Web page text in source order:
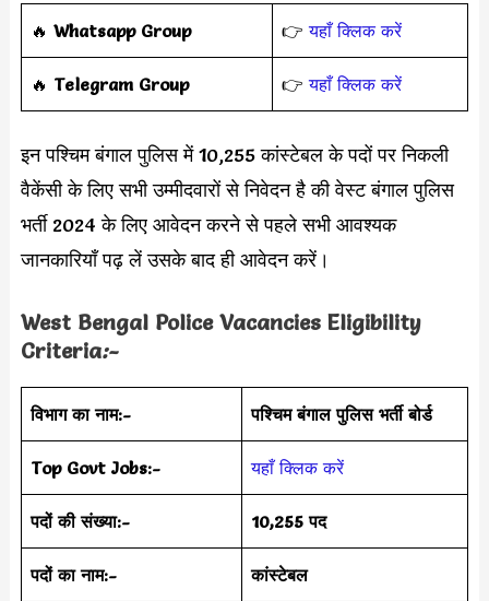
🔥 Whatsapp Group 👉यहाँ क्लिक करें
‎️‍🔥 Telegram Group 👉यहाँ क्लिक करें
इन पश्चिम बंगाल पुलिस में 10,255 कांस्टेबल के पदों पर निकली
वैकेंसी के लिए सभी उम्मीदवारों से निवेदन है की वेस्ट बंगाल पुलिस
भर्ती 2024 के लिए आवेदन करने से पहले सभी आवश्यक
जानकारियाँ पढ़ लें उसके बाद ही आवेदन करें।
West Bengal Police Vacancies Eligibility
Criteria:-
विभाग का नाम:- पश्चिम बंगाल पुलिस भर्ती बोर्ड
Top Govt Jobs:- यहाँ क्लिक करें
पदों की संख्या:- 10,255 पद
पदों का नाम:- कांस्टेबल